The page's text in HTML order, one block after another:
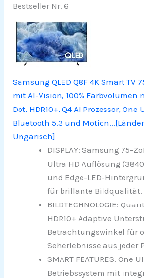
Bestseller Nr. 6
Samsung QLED Q8F 4K Smart TV
mit AI-Vision, 100% Farbvolumen
Dot, HDR10+, Q4 AI Prozessor, One
Bluetooth 5.3 und
Ungarisch]
DISPLAY: Samsung 75-
Ultra HD Auflösung
und Edge-LED-
für brillante Bildqualität.
BILDTECHNOLOGIE:
HDR10+ Adaptive
Betrachtungswinkel für
Seherlebnisse aus jeder
SMART FEATURES: One
Betriebssystem mit